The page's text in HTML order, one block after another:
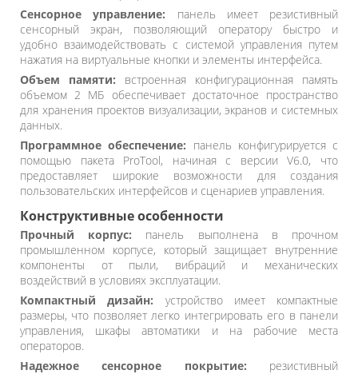
Сенсорное управление: панель имеет резистивный
сенсорный экран, позволяющий оператору быстро и
удобно взаимодействовать с системой управления путем
нажатия на виртуальные кнопки и элементы интерфейса.
Объем памяти: встроенная конфигурационная память
объемом 2 МБ обеспечивает достаточное пространство
для хранения проектов визуализации, экранов и системных
данных.
Программное обеспечение: панель конфигурируется с
помощью пакета ProTool, начиная с версии V6.0, что
предоставляет широкие возможности для создания
пользовательских интерфейсов и сценариев управления.
Конструктивные особенности
Прочный корпус: панель выполнена в прочном
промышленном корпусе, который защищает внутренние
компоненты от пыли, вибраций и механических
воздействий в условиях эксплуатации.
Компактный дизайн: устройство имеет компактные
размеры, что позволяет легко интегрировать его в панели
управления, шкафы автоматики и на рабочие места
операторов.
Надежное сенсорное покрытие: резистивный